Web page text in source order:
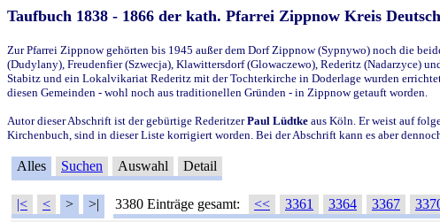
Taufbuch 1838 - 1866 der kath. Pfarrei Zippnow Kreis
Zur Pfarrei Zippnow gehörten bis 1945 außer dem Dorf Zippnow (Sypnywo) noch die
(Dudylany), Freudenfier (Szwecja), Klawittersdorf (Glowaczewo), Rederitz (Nadarzyce)
Stabitz und ein Lokalvikariat Rederitz mit der Tochterkirche in Doderlage wurden
diesen Gemeinden - wohl noch aus traditionellen Gründen - in Zippnow getauft worden.
Autor dieser Abschrift ist der gebürtige RederitzerPaul Lüdtke aus Köln. Er weist auf
Kirchenbuch, sind in dieser Liste korrigiert worden. Bei der Abschrift kann es aber
Alles Suchen Auswahl Detail
|< < > >| 3380 Einträge gesamt: << 3361 3364 3367